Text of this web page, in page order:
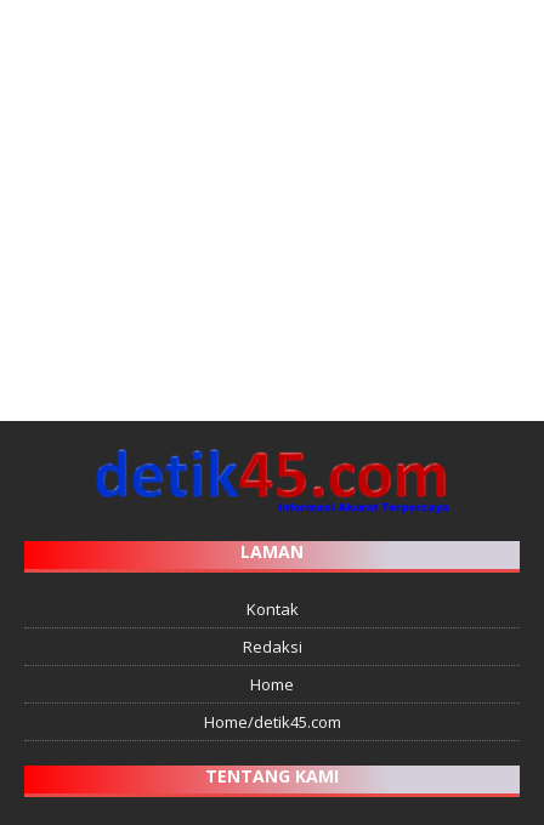
LAMAN
Kontak
Redaksi
Home
Home/detik45.com
TENTANG KAMI